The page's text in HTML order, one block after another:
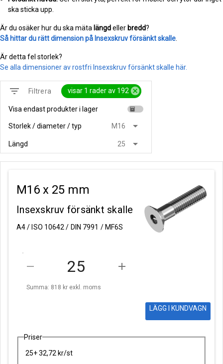
ska sticka upp.
Är du osäker hur du ska mäta längdeller bredd?
Så hittar du rätt dimension på Insexskruv försänkt skalle
Är detta fel storlek?
Se alla dimensioner av rostfri Insexskruv försänkt skalle här.
filter_list Filtrera visar 1 rader av 192 cancel
Visa endast produkter i lager inventory
Storlek / diameter / typ M16 arrow_drop_down
Längd 25 arrow_drop_down
M16 x 25 mm
Insexskruv försänkt skalle
A4 / ISO 10642 / DIN 7991 / MF6S
remove add
Summa: 818 kr exkl. moms
LÄGG I KUNDVAGN
Priser
25+ 32,72 kr/st